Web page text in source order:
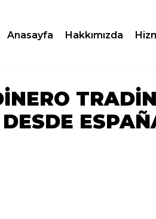
Anasayfa Hakkımızda